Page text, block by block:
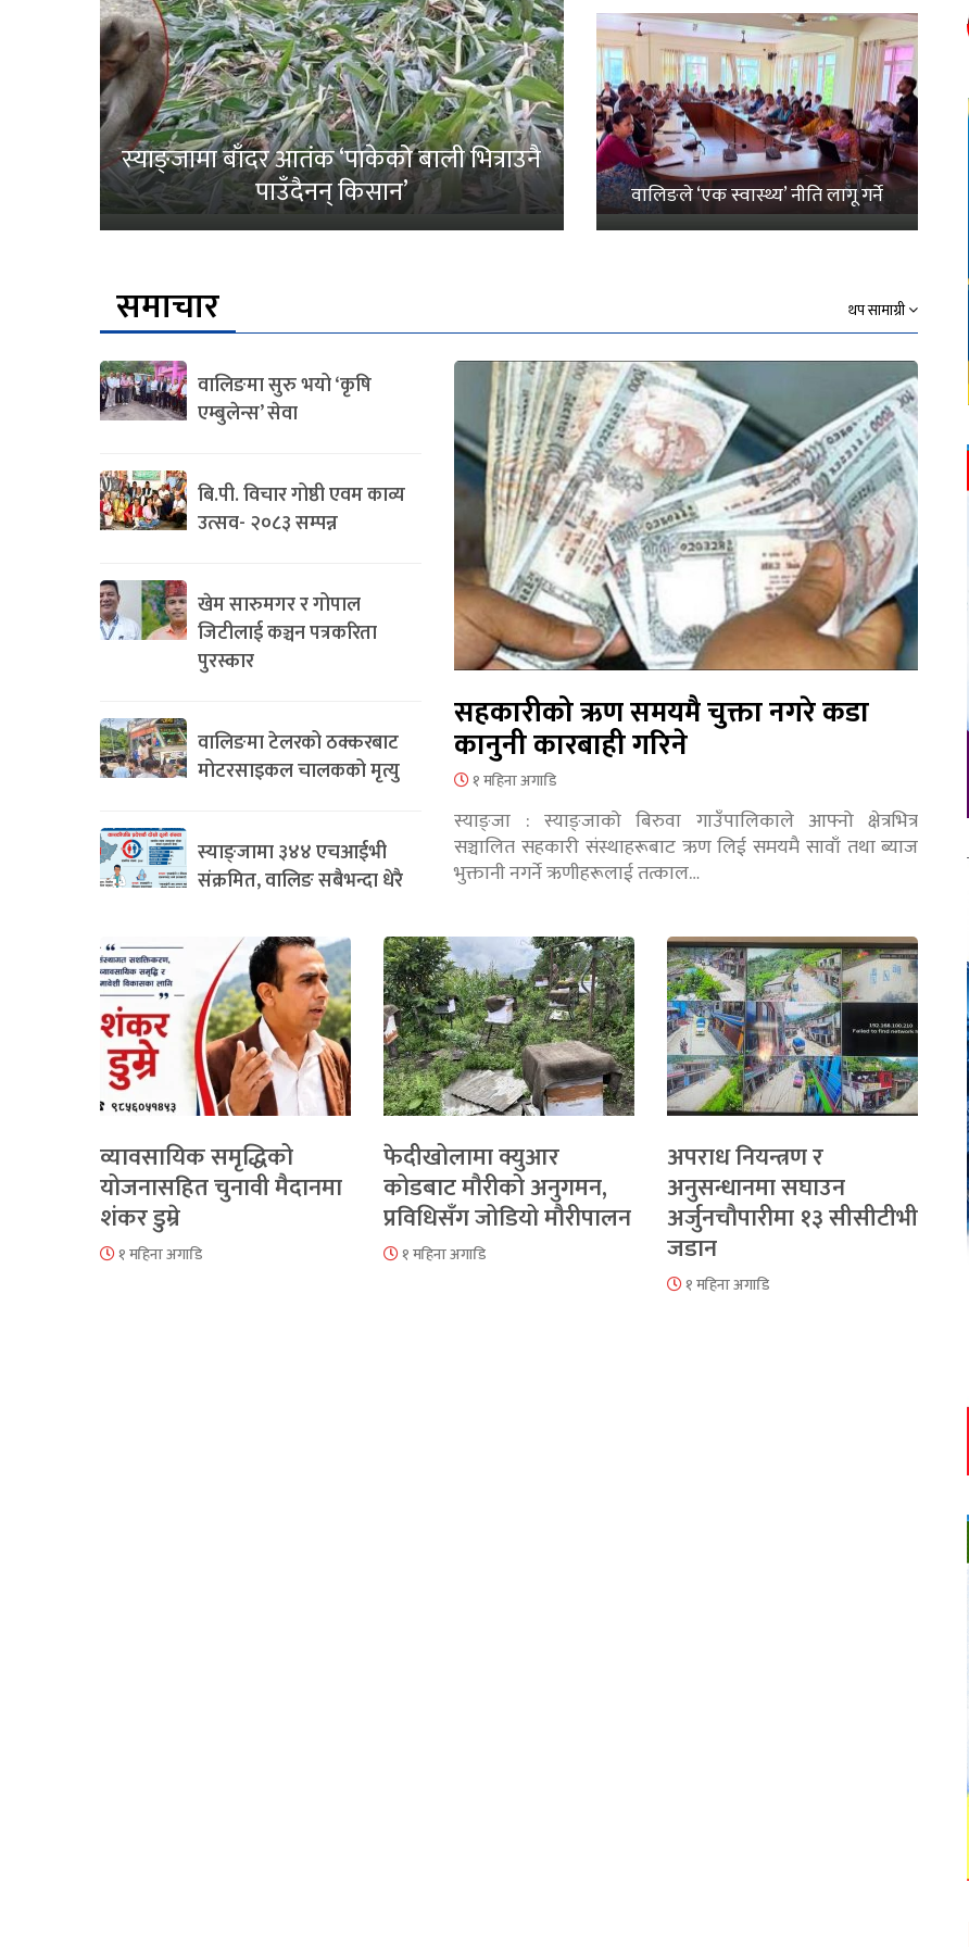
स्याङ्जामा बाँदर आतंक ‘पाकेको बाली भित्राउनै
पाउँदैनन् किसान’ वालिङले ‘एक स्वास्थ्य’ नीति लागू गर्ने
समाचार थप सामाग्री
वालिङमा सुरु भयो ‘कृषि
एम्बुलेन्स’ सेवा
बि.पी. विचार गोष्ठी एवम काव्य
उत्सव- २०८३ सम्पन्न
खेम सारुमगर र गोपाल
जिटीलाई कञ्चन पत्रकरिता
पुरस्कार
वालिङमा टेलरको ठक्करबाट
मोटरसाइकल चालकको मृत्यु
स्याङ्जामा ३४४ एचआईभी
संक्रमित, वालिङ सबैभन्दा धेरै
सहकारीको ऋण समयमै चुक्ता नगरे कडा
कानुनी कारबाही गरिने
१ महिना अगाडि
स्याङ्जा : स्याङ्जाको बिरुवा गाउँपालिकाले आफ्नो क्षेत्रभित्र
सञ्चालित सहकारी संस्थाहरूबाट ऋण लिई समयमै सावाँ तथा ब्याज
भुक्तानी नगर्ने ऋणीहरूलाई तत्काल…
व्यावसायिक समृद्धिको
योजनासहित चुनावी मैदानमा
शंकर डुम्रे
१ महिना अगाडि
फेदीखोलामा क्युआर
कोडबाट मौरीको अनुगमन,
प्रविधिसँग जोडियो मौरीपालन
१ महिना अगाडि
अपराध नियन्त्रण र
अनुसन्धानमा सघाउन
अर्जुनचौपारीमा १३ सीसीटीभी
जडान
१ महिना अगाडि